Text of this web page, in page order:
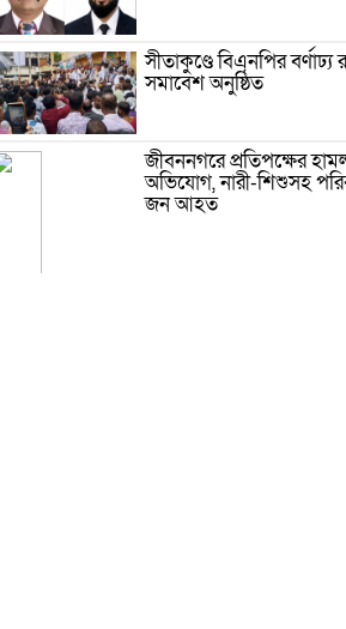
সীতাকুণ্ডে বিএনপির বর্ণাঢ্য
সমাবেশ অনুষ্ঠিত
জীবননগরে প্রতিপক্ষের
অভিযোগ, নারী-শিশুসহ
জন আহত